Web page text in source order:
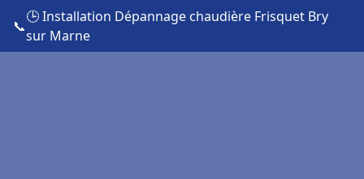
📞
🕒 Installation Dépannage chaudière Frisquet Bry
sur Marne